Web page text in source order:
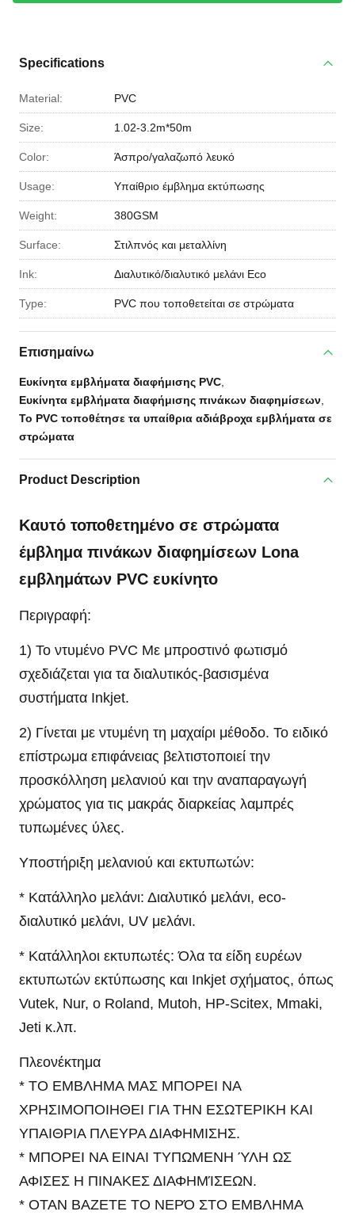
Specifications
Material: PVC
Size: 1.02-3.2m*50m
Color: Άσπρο/γαλαζωπό λευκό
Usage: Υπαίθριο έμβλημα εκτύπωσης
Weight: 380GSM
Surface: Στιλπνός και μεταλλίνη
Ink: Διαλυτικό/διαλυτικό μελάνι Eco
Type: PVC που τοποθετείται σε στρώματα
Επισημαίνω
Ευκίνητα εμβλήματα διαφήμισης PVC
Ευκίνητα εμβλήματα διαφήμισης πινάκων διαφημίσεων
Το PVC τοποθέτησε τα υπαίθρια αδιάβροχα εμβλήματα σε
στρώματα
Product Description
Καυτό τοποθετημένο σε στρώματα
έμβλημα πινάκων διαφημίσεων Lona
εμβλημάτων PVC ευκίνητο
Περιγραφή:
1) Το ντυμένο PVC Με μπροστινό φωτισμό
σχεδιάζεται για τα διαλυτικός-βασισμένα
συστήματα Inkjet.
2) Γίνεται με ντυμένη τη μαχαίρι μέθοδο. Το ειδικό
επίστρωμα επιφάνειας βελτιστοποιεί την
προσκόλληση μελανιού και την αναπαραγωγή
χρώματος για τις μακράς διαρκείας λαμπρές
τυπωμένες ύλες.
Υποστήριξη μελανιού και εκτυπωτών:
* Κατάλληλο μελάνι: Διαλυτικό μελάνι, eco-
διαλυτικό μελάνι, UV μελάνι.
* Κατάλληλοι εκτυπωτές: Όλα τα είδη ευρέων
εκτυπωτών εκτύπωσης και Inkjet σχήματος, όπως
Vutek, Nur, ο Roland, Mutoh, HP-Scitex, Mmaki,
Jeti κ.λπ.
Πλεονέκτημα
* ΤΟ ΕΜΒΛΗΜΑ ΜΑΣ ΜΠΟΡΕΙ ΝΑ
ΧΡΗΣΙΜΟΠΟΙΗΘΕΙ ΓΙΑ ΤΗΝ ΕΣΩΤΕΡΙΚΗ ΚΑΙ
ΥΠΑΙΘΡΙΑ ΠΛΕΥΡΑ ΔΙΑΦΗΜΙΣΗΣ.
* ΜΠΟΡΕΙ ΝΑ ΕΙΝΑΙ ΤΥΠΩΜΕΝΗ ΎΛΗ ΩΣ
ΑΦΙΣΕΣ Η ΠΙΝΑΚΕΣ ΔΙΑΦΗΜΊΣΕΩΝ.
* ΟΤΑΝ ΒΑΖΕΤΕ ΤΟ ΝΕΡΌ ΣΤΟ ΕΜΒΛΗΜΑ